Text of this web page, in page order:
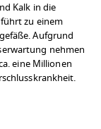
Kalk in die
zu einem
Aufgrund
nehmen
eine Millionen